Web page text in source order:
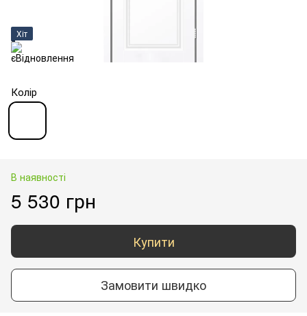
Хіт
Колір
В наявності
5 530 грн
Купити
Замовити швидко